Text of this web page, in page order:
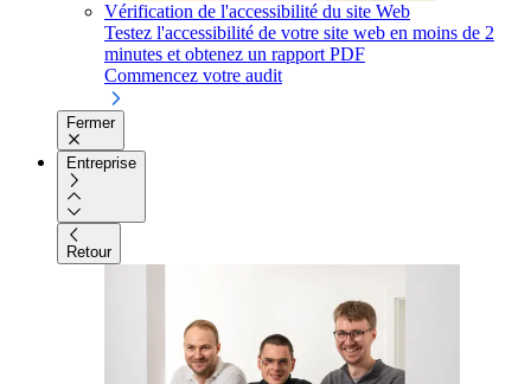
Vérification de l'accessibilité du site Web
Testez l'accessibilité de votre site web en moins de 2
minutes et obtenez un rapport PDF
Commencez votre audit
Fermer
Entreprise
Retour